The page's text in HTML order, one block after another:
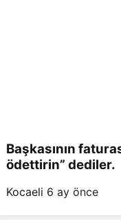
Başkasının
ödettirin” dediler.
Kocaeli 6 ay önce